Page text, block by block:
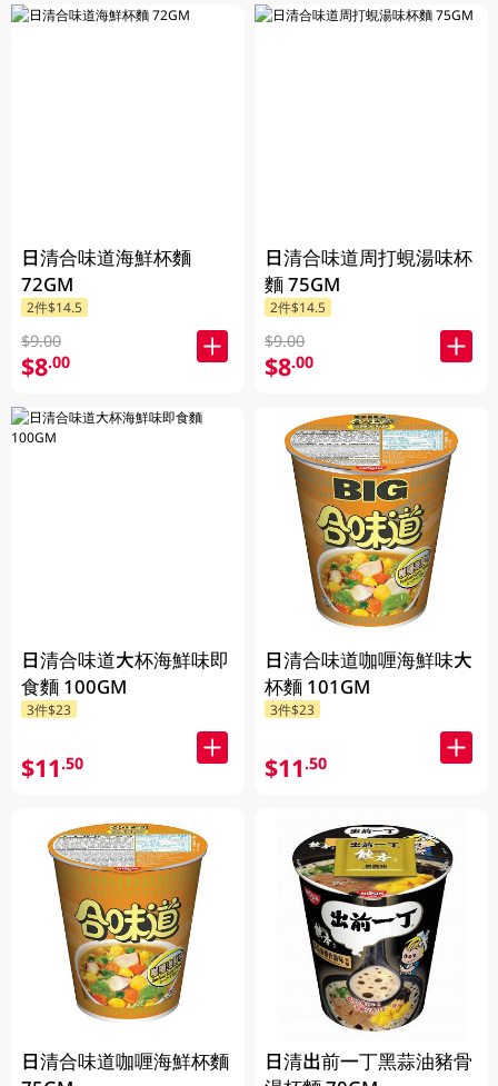
日清合味道海鮮杯麵
72GM
2件$14.5
$9.00
$8.00
日清合味道大杯海鮮味即
食麵 100GM
3件$23
$11.50
日清合味道咖喱海鮮杯麵
日清合味道周打蜆湯味杯
麵 75GM
2件$14.5
$9.00
$8.00
日清合味道咖喱海鮮味大
杯麵 101GM
3件$23
$11.50
日清出前一丁黑蒜油豬骨